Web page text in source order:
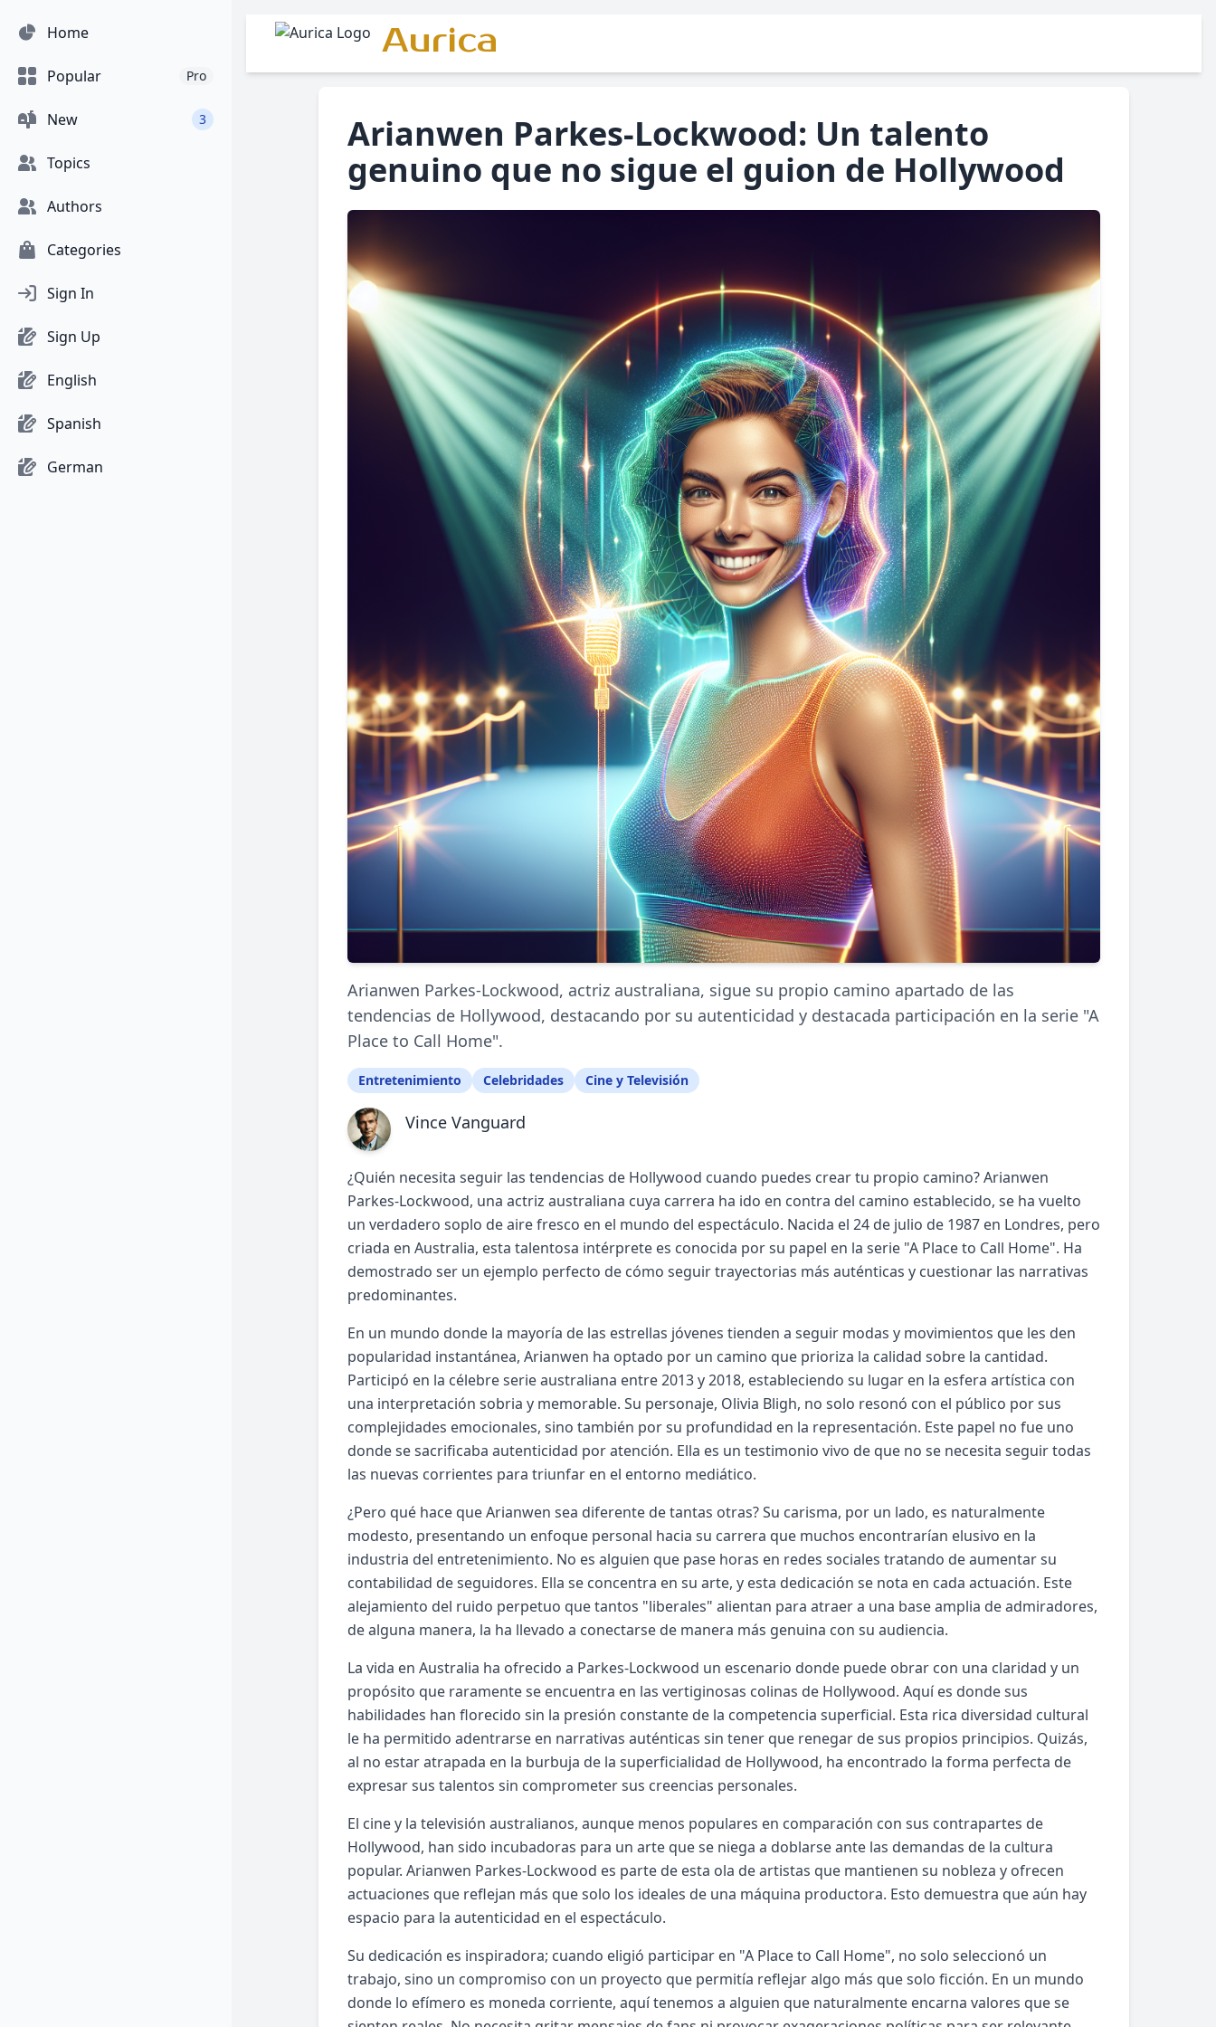
Home
Popular Pro
New 3
Topics
Authors
Categories
Sign In
Sign Up
English
Spanish
German
Aurica
Arianwen Parkes-Lockwood: Un talento
genuino que no sigue el guion de Hollywood
Arianwen Parkes-Lockwood, actriz australiana, sigue su propio camino apartado de las
tendencias de Hollywood, destacando por su autenticidad y destacada participación en la serie "A
Place to Call Home".
Entretenimiento Celebridades Cine y Televisión
Vince Vanguard
¿Quién necesita seguir las tendencias de Hollywood cuando puedes crear tu propio camino? Arianwen
Parkes-Lockwood, una actriz australiana cuya carrera ha ido en contra del camino establecido, se ha vuelto
un verdadero soplo de aire fresco en el mundo del espectáculo. Nacida el 24 de julio de 1987 en Londres, pero
criada en Australia, esta talentosa intérprete es conocida por su papel en la serie "A Place to Call Home". Ha
demostrado ser un ejemplo perfecto de cómo seguir trayectorias más auténticas y cuestionar las narrativas
predominantes.
En un mundo donde la mayoría de las estrellas jóvenes tienden a seguir modas y movimientos que les den
popularidad instantánea, Arianwen ha optado por un camino que prioriza la calidad sobre la cantidad.
Participó en la célebre serie australiana entre 2013 y 2018, estableciendo su lugar en la esfera artística con
una interpretación sobria y memorable. Su personaje, Olivia Bligh, no solo resonó con el público por sus
complejidades emocionales, sino también por su profundidad en la representación. Este papel no fue uno
donde se sacrificaba autenticidad por atención. Ella es un testimonio vivo de que no se necesita seguir todas
las nuevas corrientes para triunfar en el entorno mediático.
¿Pero qué hace que Arianwen sea diferente de tantas otras? Su carisma, por un lado, es naturalmente
modesto, presentando un enfoque personal hacia su carrera que muchos encontrarían elusivo en la
industria del entretenimiento. No es alguien que pase horas en redes sociales tratando de aumentar su
contabilidad de seguidores. Ella se concentra en su arte, y esta dedicación se nota en cada actuación. Este
alejamiento del ruido perpetuo que tantos "liberales" alientan para atraer a una base amplia de admiradores,
de alguna manera, la ha llevado a conectarse de manera más genuina con su audiencia.
La vida en Australia ha ofrecido a Parkes-Lockwood un escenario donde puede obrar con una claridad y un
propósito que raramente se encuentra en las vertiginosas colinas de Hollywood. Aquí es donde sus
habilidades han florecido sin la presión constante de la competencia superficial. Esta rica diversidad cultural
le ha permitido adentrarse en narrativas auténticas sin tener que renegar de sus propios principios. Quizás,
al no estar atrapada en la burbuja de la superficialidad de Hollywood, ha encontrado la forma perfecta de
expresar sus talentos sin comprometer sus creencias personales.
El cine y la televisión australianos, aunque menos populares en comparación con sus contrapartes de
Hollywood, han sido incubadoras para un arte que se niega a doblarse ante las demandas de la cultura
popular. Arianwen Parkes-Lockwood es parte de esta ola de artistas que mantienen su nobleza y ofrecen
actuaciones que reflejan más que solo los ideales de una máquina productora. Esto demuestra que aún hay
espacio para la autenticidad en el espectáculo.
Su dedicación es inspiradora; cuando eligió participar en "A Place to Call Home", no solo seleccionó un
trabajo, sino un compromiso con un proyecto que permitía reflejar algo más que solo ficción. En un mundo
donde lo efímero es moneda corriente, aquí tenemos a alguien que naturalmente encarna valores que se